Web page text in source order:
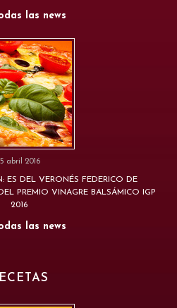
las news
abril 2016
ES DEL VERONÉS FEDERICO DE
PREMIO VINAGRE BALSÁMICO IGP
2016
las news